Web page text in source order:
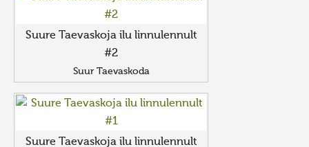
Suure Taevaskoja ilu linnulennult
#2
Suur Taevaskoda
Suure Taevaskoja ilu linnulennult